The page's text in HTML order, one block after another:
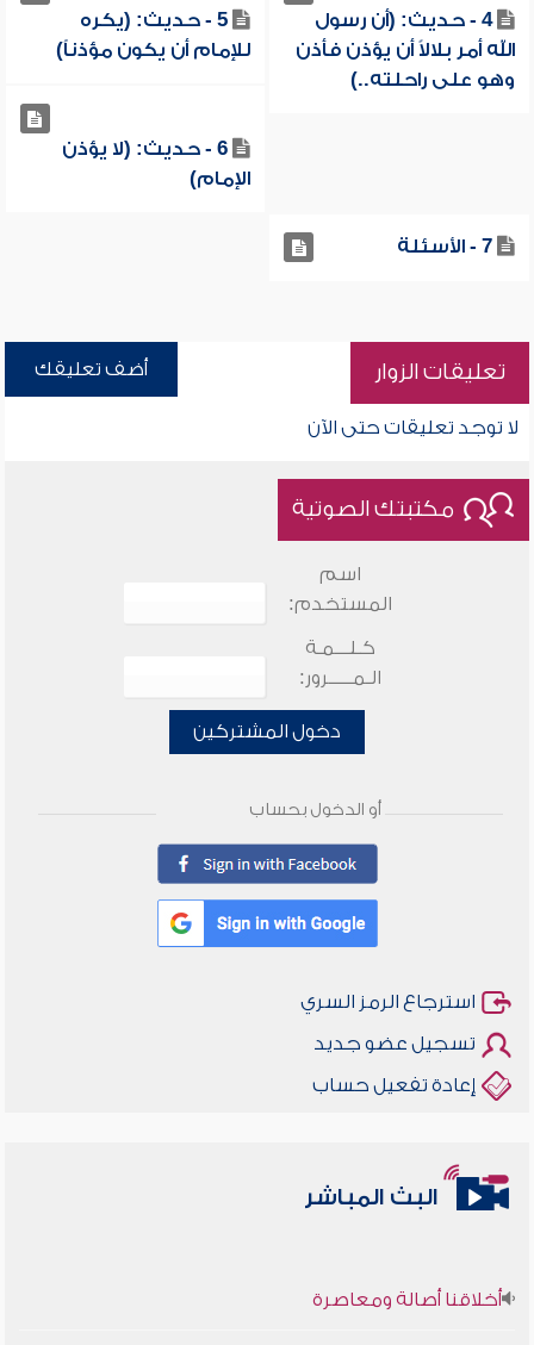
4 - حديث: (أن رسول
الله أمر بلالاً أن يؤذن فأذن
وهو على راحلته..)
5 - حديث: (يكره
للإمام أن يكون مؤذناً)
6 - حديث: (لا يؤذن
الإمام)
7 - الأسئلة
تعليقات الزوار أضف تعليقك
لا توجد تعليقات حتى الآن
مكتبتك الصوتية
اسم
المستخدم:
كـلـــمـة
الـمـــــرور:
دخول المشتركين
أو الدخول بحساب
استرجاع الرمز السري
تسجيل عضو جديد
إعادة تفعيل حساب
البث المباشر
أخلاقنا أصالة ومعاصرة